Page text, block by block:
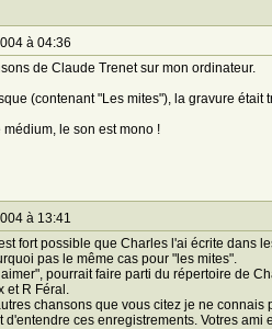
à 04:36
de Claude Trenet sur mon ordinateur.
(contenant "Les mites"), la gravure
médium, le son est mono !
à 13:41
fort possible que Charles l'ai écrite dans
pas le même cas pour "les mites".
pourrait faire parti du répertoire de
et R Féral.
chansons que vous citez je ne connais
d'entendre ces enregistrements. Votres